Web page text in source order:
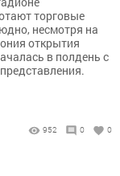
торговые
несмотря на
открытия
в полдень с
952 0 0